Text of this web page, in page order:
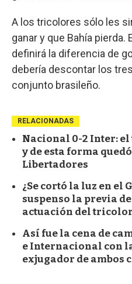
A los tricolores sólo les
ganar y que Bahía
definirá la diferencia de
debería descontar los
conjunto brasileño.
RELACIONADAS
Nacional 0-2 Inter: el
y de esta forma
Libertadores
¿Se cortó la luz en el
suspenso la previa
actuación del tricolor
Así fue la cena de
e Internacional con
exjugador de ambos